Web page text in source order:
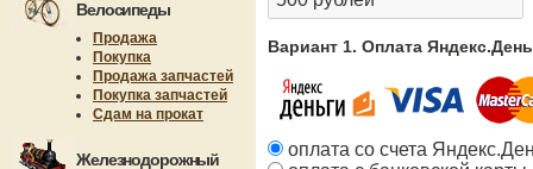
Велосипеды
Продажа
Покупка
Продажа запчастей
Покупка запчастей
Сдам на прокат
Железнодорожный
Вариант 1. Оплата
оплата со счета